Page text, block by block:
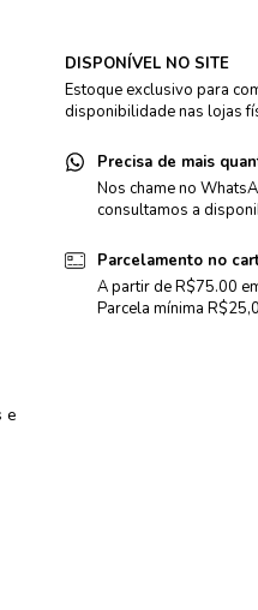
e
DISPONÍVEL NO SITE
Estoque exclusivo para
disponibilidade nas lojas
Precisa de mais
Nos chame no
consultamos a
Parcelamento no
A partir de R$75.00
Parcela mínima